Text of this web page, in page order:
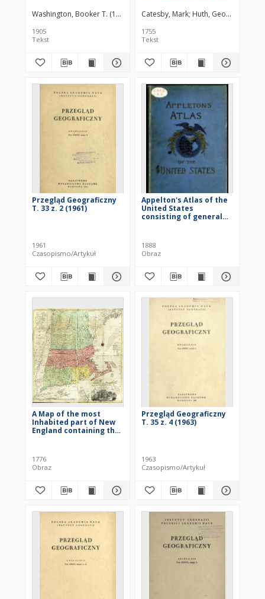
Washington, Booker T. (1856–1915)
1905
Tekst
dem Boden, dem
Wasser von Einwohner,
den viersüssigen
Thieren, den Fischen,
Flanzen etc. [...]
Catesby, Mark Huth, Georg
1755
Tekst
Przegląd Geograficzny
T. 33 z. 2 (1961)
1961
Czasopismo/Artykuł
Appelton's Atlas of the
United States
consisting of general
and a county map of
each of the States :
together with
outlining the history,
geography, and political
organizations of the
States with latest
resources nd
industries.
1888
Obraz
A Map of the most
Inhabited part of New
England containing the
New Hampshire, with
the Colonies of
Conecticut, And Rhode
Counties and Townships
1776
Obraz
Przegląd Geograficzny
T. 35 z. 4 (1963)
1963
Czasopismo/Artykuł